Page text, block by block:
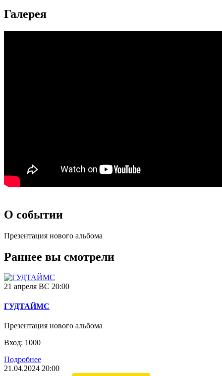
Галерея
О событии
Презентация нового альбома
Раннее вы смотрели
21 апреля ВС 20:00
ГУДТАЙМС
Презентация нового альбома
Вход: 1000
Подробнее
21.04.2024 20:00